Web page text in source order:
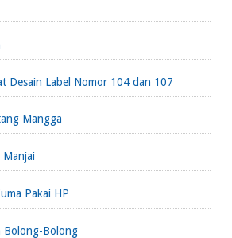
Desain Label Nomor 104 dan 107
Mangga
Manjai
Pakai HP
Bolong-Bolong